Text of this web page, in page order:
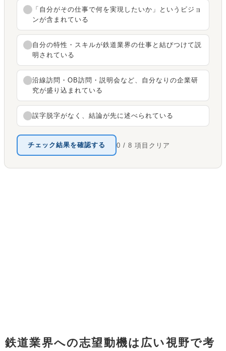
「自分がその仕事で何を実現したいか」というビジョ
ンが含まれている
自分の特性・スキルが鉄道業界の仕事と結びつけて説
明されている
沿線訪問・OB訪問・説明会など、自分なりの企業研
究が盛り込まれている
誤字脱字がなく、結論が先に述べられている
チェック結果を確認する 0 / 8 項目クリア
鉄道業界への志望動機は広い視野で考